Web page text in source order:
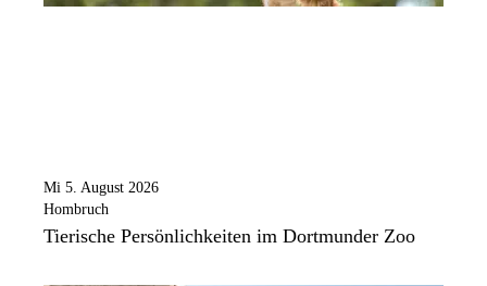
Mi 5. August 2026
Hombruch
Tierische Persönlichkeiten im Dortmunder Zoo